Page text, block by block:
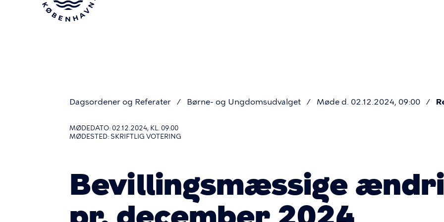
Dagsordener og Referater Børne- og Ungdomsudvalget Møde d. 02.12.2024, 09:00
MØDEDATO: 02.12.2024, KL. 09:00
MØDESTED: SKRIFTLIG VOTERING
Bevillingsmæssige